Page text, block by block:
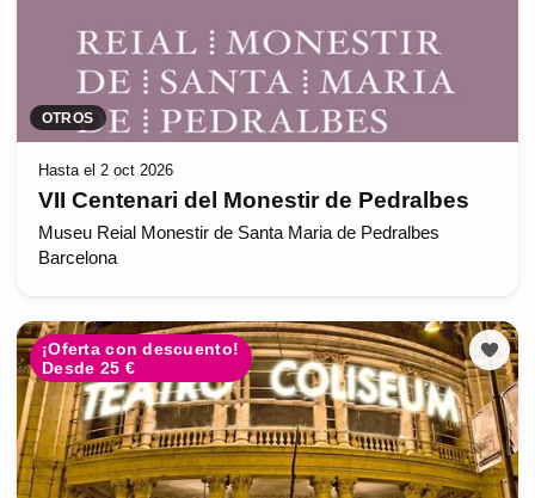
OTROS
Hasta el 2 oct 2026
VII Centenari del Monestir de Pedralbes
Museu Reial Monestir de Santa Maria de Pedralbes
Barcelona
¡Oferta con descuento!
Desde 25 €